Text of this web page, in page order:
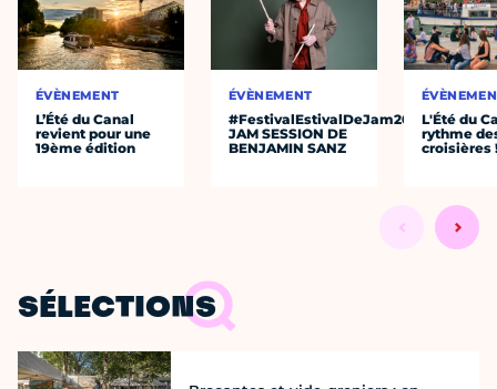
ÉVÈNEMENT
L’Été du Canal
revient pour une
19ème édition
ÉVÈNEMENT
#FestivalEstivalDeJam2026
JAM SESSION DE
BENJAMIN SANZ
L'Été du
rythme
croisières
SÉLECTIONS